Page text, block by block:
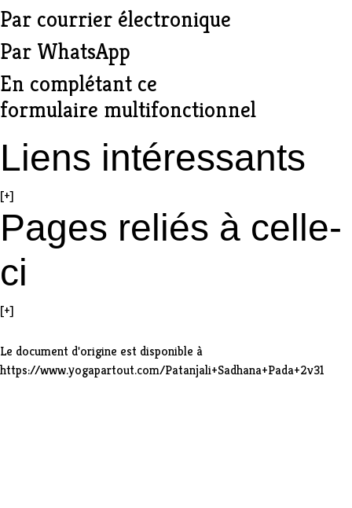
Par courrier électronique
Par WhatsApp
En complétant ce
formulaire multifonctionnel
Liens intéressants
[+]
Pages reliés à celle-
ci
[+]
Le document d'origine est disponible à
https://www.yogapartout.com/Patanjali+Sadhana+Pada+2v31